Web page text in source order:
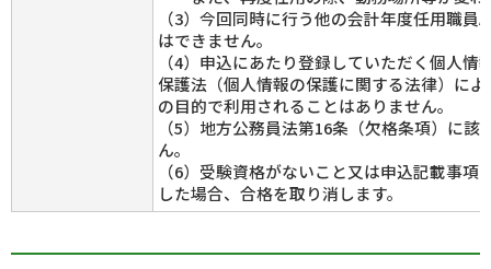
（3）今回同時に行う他の会計年度任用職員
はできません。
（4）申込にあたり登録していただく個人情
保護法（個人情報の保護に関する法律）に
の目的で利用されることはありません。
（5）地方公務員法第16条（欠格条項）に
ん。
（6）受験資格がないこと又は申込記載事項
した場合、合格を取り消します。